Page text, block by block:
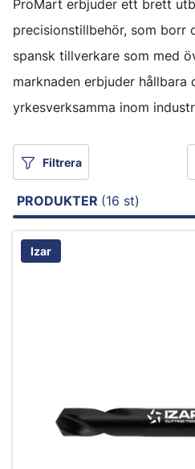
ProMart erbjuder ett brett
precisionstillbehör, som borr
spansk tillverkare som med
marknaden erbjuder
yrkesverksamma inom
Filtrera
PRODUKTER (16 st)
Izar